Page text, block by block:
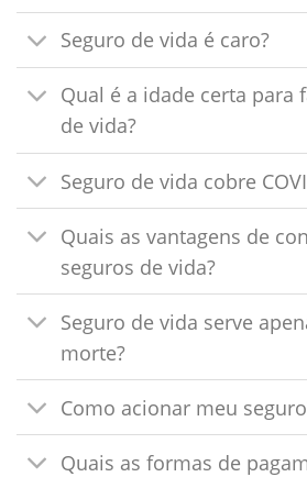
Seguro de vida é caro?
Qual é a idade certa para
de vida?
Seguro de vida cobre
Quais as vantagens de
seguros de vida?
Seguro de vida serve
morte?
Como acionar meu
Quais as formas de